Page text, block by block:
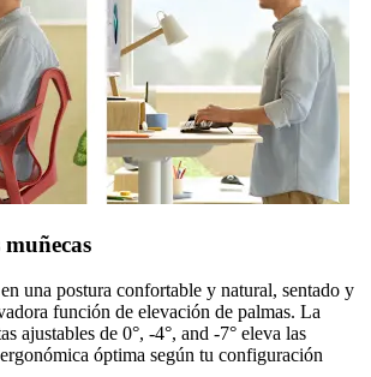
una postura confortable y natural, sentado y
función de elevación de palmas. La
ajustables de 0°, -4°, and -7° eleva las
óptima según tu configuración